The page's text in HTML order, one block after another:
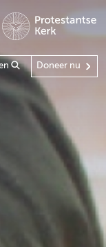
Doneer nu